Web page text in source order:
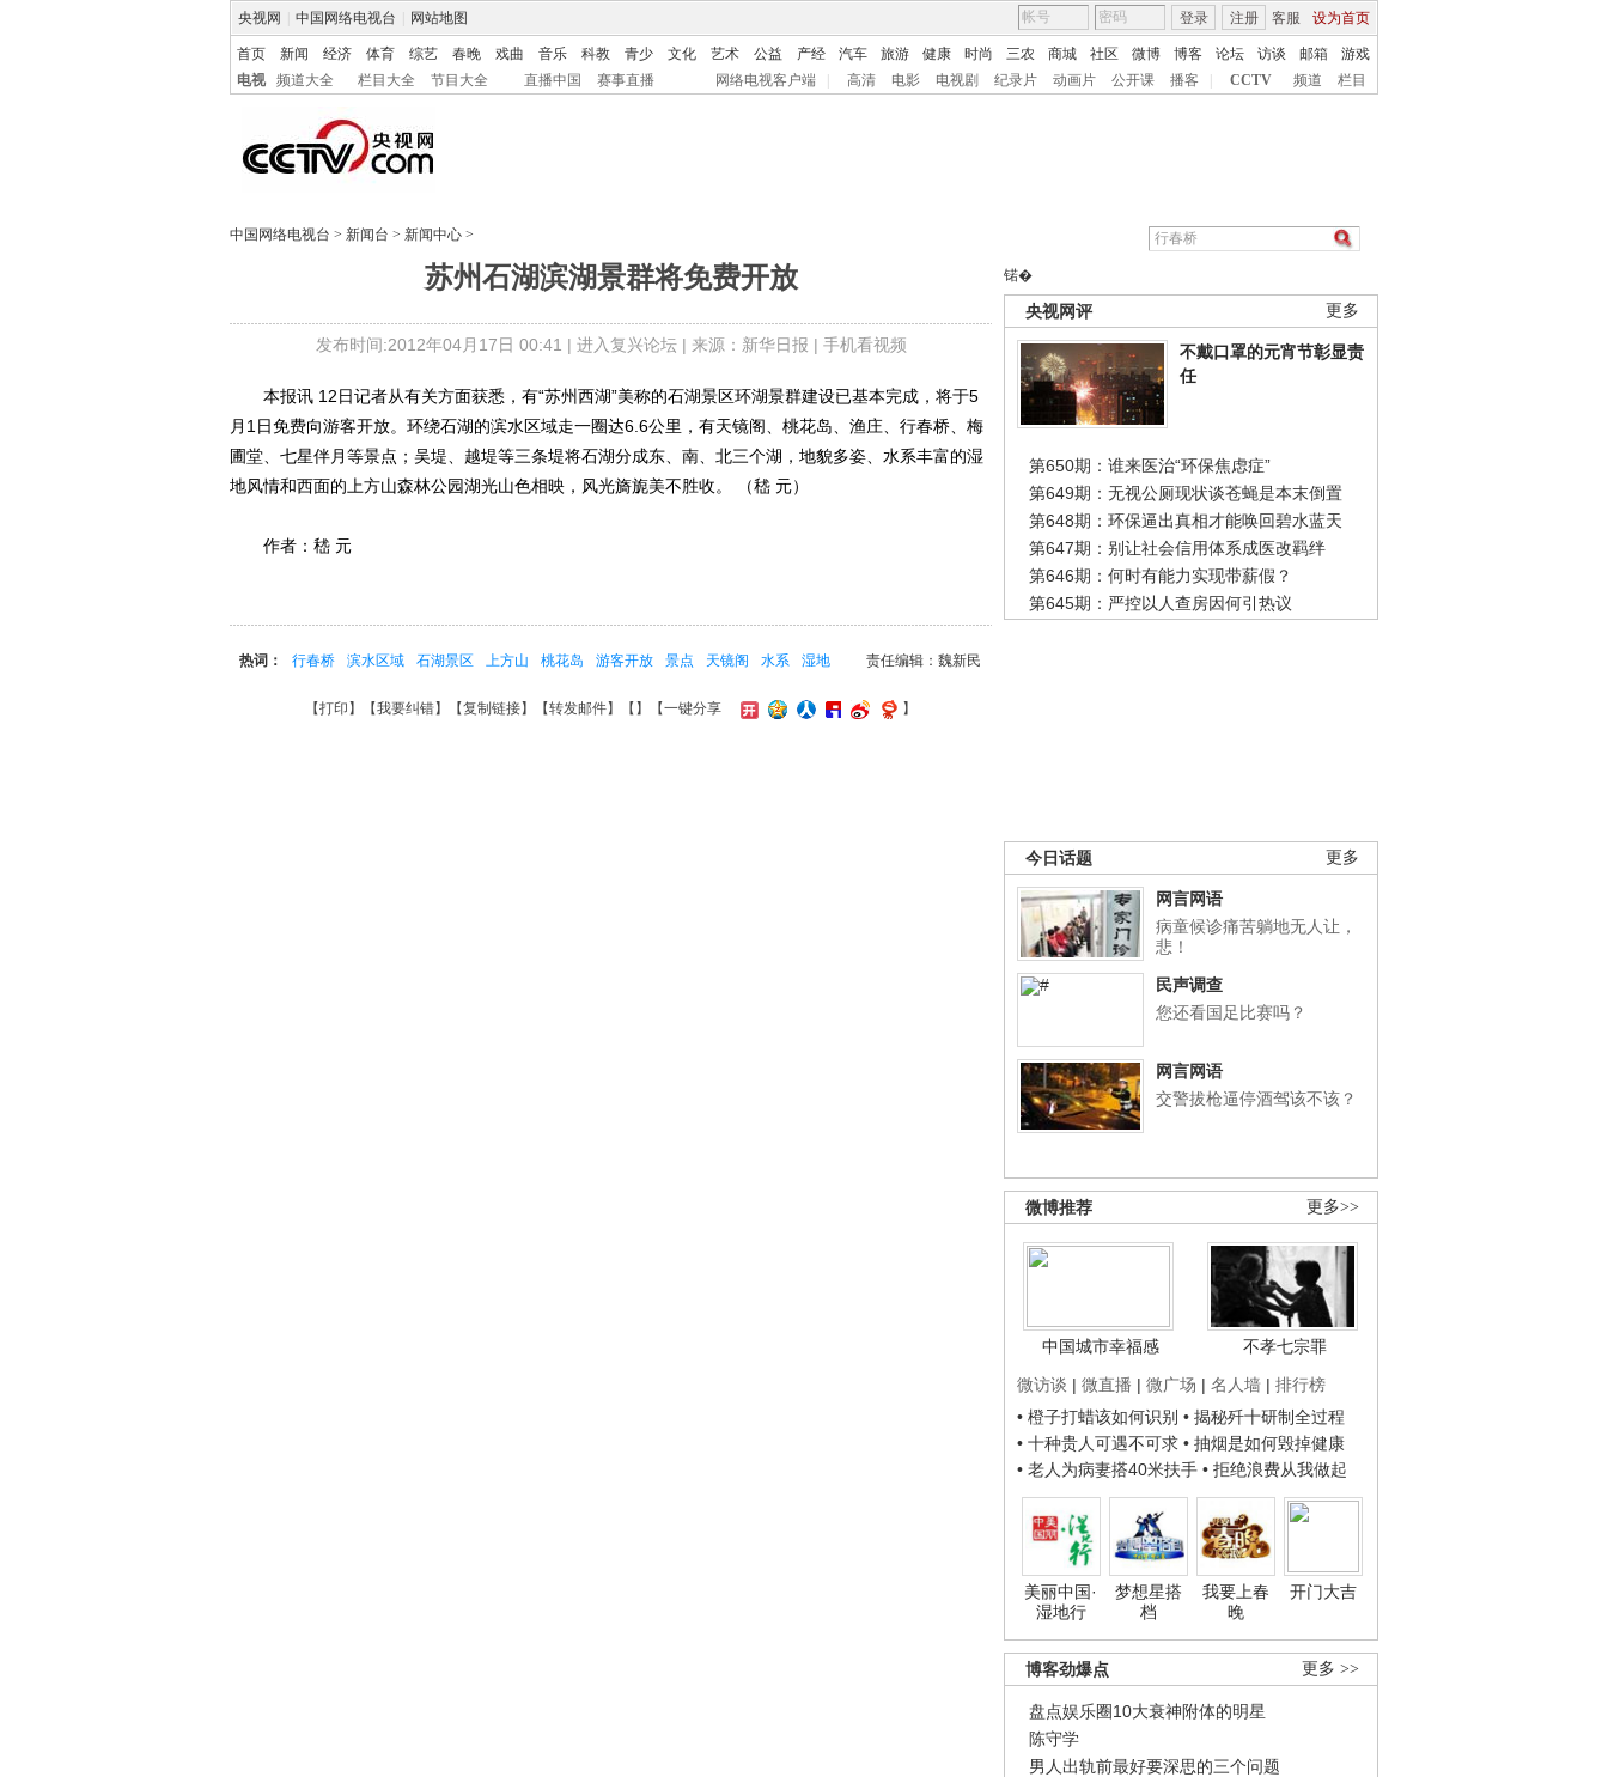
央视网 中国网络电视台 网站地图 客服 设为首页
登录 注册
首页 新闻 经济 体育 综艺 春晚 戏曲 音乐 科教 青少 文化 艺术 公益 产经 汽车 旅游 健康 时尚 三农 商城 社区 微博 博客 论坛 访谈 邮箱
游戏
电视
频道大全 栏目大全 节目大全 直播中国 赛事直播 网络电视客户端 高清 电影 电视剧 纪录片 动画片 公开课 播客 CCTV 频道 栏目
中国网络电视台 > 新闻台 > 新闻中心 >
苏州石湖滨湖景群将免费开放
发布时间:2012年04月17日 00:41 | 进入复兴论坛| 来源：新华日报 | 手机看视频
锘�
更多
央视网评
不戴口罩的元宵节彰显责
任
第650期：谁来医治“环保焦虑症”
第649期：无视公厕现状谈苍蝇是本末倒置
第648期：环保逼出真相才能唤回碧水蓝天
第647期：别让社会信用体系成医改羁绊
第646期：何时有能力实现带薪假？
第645期：严控以人查房因何引热议
更多
今日话题
网言网语
病童候诊痛苦躺地无人让，
悲！
民声调查
您还看国足比赛吗？
网言网语
交警拔枪逼停酒驾该不该？
更多>>
微博推荐
中国城市幸福感
不孝七宗罪
微访谈 | 微直播 | 微广场 | 名人墙 | 排行榜
• 橙子打蜡该如何识别 • 揭秘歼十研制全过程
• 十种贵人可遇不可求 • 抽烟是如何毁掉健康
• 老人为病妻搭40米扶手 • 拒绝浪费从我做起
美丽中国·
湿地行
梦想星搭
档
我要上春
晚
开门大吉
更多 >>
博客劲爆点
盘点娱乐圈10大衰神附体的明星
陈守学
男人出轨前最好要深思的三个问题
本报讯 12日记者从有关方面获悉，有“苏州西湖”美称的石湖景区环湖景群建设已基本完成，将于5
月1日免费向游客开放。环绕石湖的滨水区域走一圈达6.6公里，有天镜阁、桃花岛、渔庄、行春桥、梅
圃堂、七星伴月等景点；吴堤、越堤等三条堤将石湖分成东、南、北三个湖，地貌多姿、水系丰富的湿
地风情和西面的上方山森林公园湖光山色相映，风光旖旎美不胜收。 （嵇 元）
作者：嵇 元
责任编辑：魏新民
热词： 行春桥 滨水区域 石湖景区 上方山 桃花岛 游客开放 景点 天镜阁 水系 湿地
【打印 】【我要纠错】【复制链接】【转发邮件】【 】 【一键分享 】